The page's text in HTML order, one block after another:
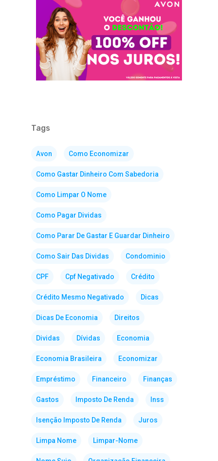
Tags
Avon Como Economizar
Como Gastar Dinheiro Com Sabedoria
Como Limpar O Nome
Como Pagar Dividas
Como Parar De Gastar E Guardar Dinheiro
Como Sair Das Dividas Condominio
CPF Cpf Negativado Crédito
Crédito Mesmo Negativado Dicas
Dicas De Economia Direitos
Dividas Dívidas Economia
Economia Brasileira Economizar
Empréstimo Financeiro Finanças
Gastos Imposto De Renda Inss
Isenção Imposto De Renda Juros
Limpa Nome Limpar-Nome